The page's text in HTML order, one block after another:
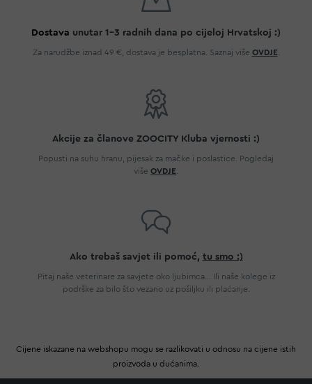
Dostava unutar 1-3 radnih dana po cijeloj Hrvatskoj :)
Za narudžbe iznad 49 €, dostava je besplatna. Saznaj više OVDJE
Akcije za članove ZOOCITY Kluba vjernosti :)
Popusti na suhu hranu, pijesak za mačke i poslastice. Pogledaj
više OVDJE
Ako trebaš savjet ili pomoć, tu smo :)
Pitaj naše veterinare za savjete oko ljubimca... Ili naše kolege iz
podrške za bilo što vezano uz pošiljku ili plaćanje.
Cijene iskazane na webshopu mogu se razlikovati u odnosu na cijene istih
proizvoda u dućanima.